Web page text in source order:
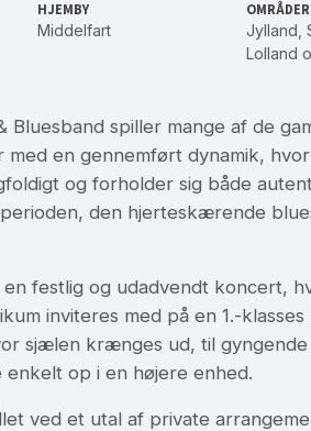
HJEMBY
Middelfart
OMRÅDER
Jylland
Lolland
Bluesband spiller mange af de
med en gennemført dynamik,
og forholder sig både
den hjerteskærende
festlig og udadvendt koncert,
inviteres med på en 1.-
sjælen krænges ud, til
op i en højere enhed.
ved et utal af private